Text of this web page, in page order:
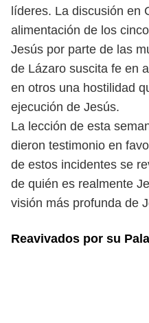
líderes. La discusión en
alimentación de los
Jesús por parte de las
de Lázaro suscita fe en
en otros una hostilidad
ejecución de Jesús.
La lección de esta
dieron testimonio en
de estos incidentes se
de quién es realmente
visión más profunda de
Reavivados por su